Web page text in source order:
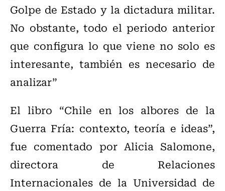
Golpe de Estado y la dictadura militar.
No obstante, todo el periodo anterior
que configura lo que viene no solo es
interesante, también es necesario de
analizar”
El libro “Chile en los albores de la
Guerra Fría: contexto, teoría e ideas”,
fue comentado por Alicia Salomone,
directora de Relaciones
Internacionales de la Universidad de